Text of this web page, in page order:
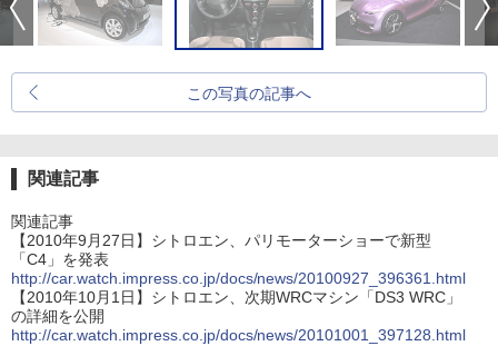
この写真の記事へ
関連記事
関連記事
【2010年9月27日】シトロエン、パリモーターショーで新型
「C4」を発表
http://car.watch.impress.co.jp/docs/news/20100927_396361.html
【2010年10月1日】シトロエン、次期WRCマシン「DS3 WRC」
の詳細を公開
http://car.watch.impress.co.jp/docs/news/20101001_397128.html